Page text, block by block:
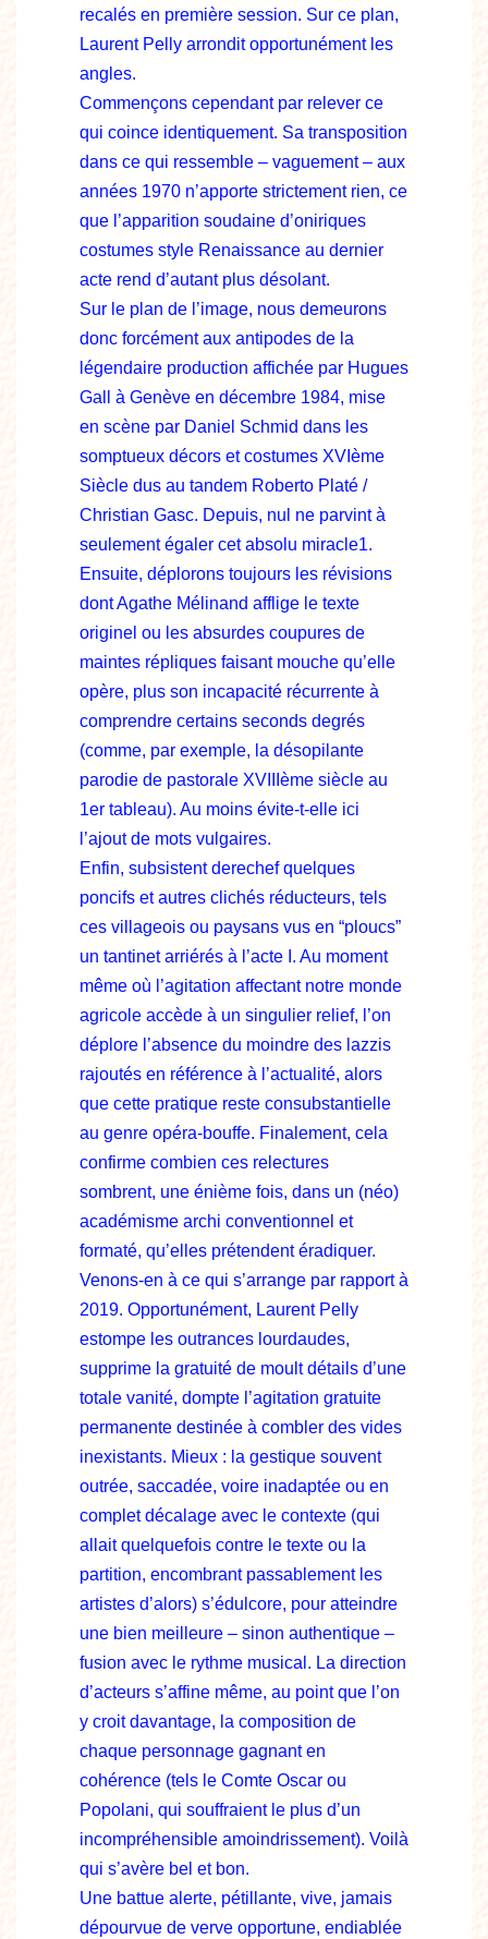
recalés en première session. Sur ce plan,
Laurent Pelly arrondit opportunément les
angles.
Commençons cependant par relever ce
qui coince identiquement. Sa transposition
dans ce qui ressemble – vaguement – aux
années 1970 n’apporte strictement rien, ce
que l’apparition soudaine d’oniriques
costumes style Renaissance au dernier
acte rend d’autant plus désolant.
Sur le plan de l’image, nous demeurons
donc forcément aux antipodes de la
légendaire production affichée par Hugues
Gall à Genève en décembre 1984, mise
en scène par Daniel Schmid dans les
somptueux décors et costumes XVIème
Siècle dus au tandem Roberto Platé /
Christian Gasc. Depuis, nul ne parvint à
seulement égaler cet absolu miracle1.
Ensuite, déplorons toujours les révisions
dont Agathe Mélinand afflige le texte
originel ou les absurdes coupures de
maintes répliques faisant mouche qu’elle
opère, plus son incapacité récurrente à
comprendre certains seconds degrés
(comme, par exemple, la désopilante
parodie de pastorale XVIIIème siècle au
1er tableau). Au moins évite-t-elle ici
l’ajout de mots vulgaires.
Enfin, subsistent derechef quelques
poncifs et autres clichés réducteurs, tels
ces villageois ou paysans vus en “ploucs”
un tantinet arriérés à l’acte I. Au moment
même où l’agitation affectant notre monde
agricole accède à un singulier relief, l’on
déplore l’absence du moindre des lazzis
rajoutés en référence à l’actualité, alors
que cette pratique reste consubstantielle
au genre opéra-bouffe. Finalement, cela
confirme combien ces relectures
sombrent, une énième fois, dans un (néo)
académisme archi conventionnel et
formaté, qu’elles prétendent éradiquer.
Venons-en à ce qui s’arrange par rapport à
2019. Opportunément, Laurent Pelly
estompe les outrances lourdaudes,
supprime la gratuité de moult détails d’une
totale vanité, dompte l’agitation gratuite
permanente destinée à combler des vides
inexistants. Mieux : la gestique souvent
outrée, saccadée, voire inadaptée ou en
complet décalage avec le contexte (qui
allait quelquefois contre le texte ou la
partition, encombrant passablement les
artistes d’alors) s’édulcore, pour atteindre
une bien meilleure – sinon authentique –
fusion avec le rythme musical. La direction
d’acteurs s’affine même, au point que l’on
y croit davantage, la composition de
chaque personnage gagnant en
cohérence (tels le Comte Oscar ou
Popolani, qui souffraient le plus d’un
incompréhensible amoindrissement). Voilà
qui s’avère bel et bon.
Une battue alerte, pétillante, vive, jamais
dépourvue de verve opportune, endiablée